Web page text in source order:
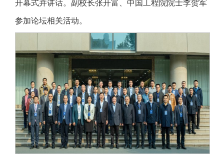
开幕式并讲话。副校长张开富、中国工程院院士李贺军
参加论坛相关活动。